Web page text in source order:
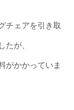
チェアを引き取
たが、
がかかっていま